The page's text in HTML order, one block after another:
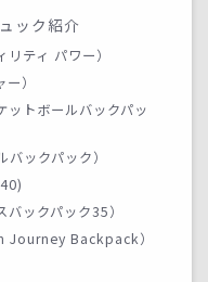
ック紹介
ティ パワー）
）
ットボールバックパッ
ックパック）
ックパック35）
Journey Backpack）